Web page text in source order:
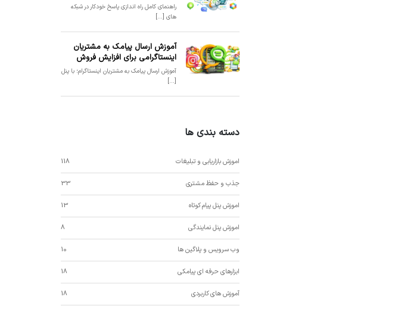
راهنمای کامل راه اندازی پاسخ خودکار در شبکه
های [...]
آموزش ارسال پیامک به مشتریان
اینستاگرامی برای افزایش فروش
آموزش ارسال پیامک به مشتریان اینستاگرام؛ با پنل
[...]
دسته بندی ها
اموزش بازاریابی و تبلیغات 118
جذب و حفظ مشتری 33
اموزش پنل پیام کوتاه 13
اموزش پنل نمایندگی 8
وب سرویس و پلاگین ها 10
ابزارهای حرفه ای پیامکی 18
آموزش های کاربردی 18